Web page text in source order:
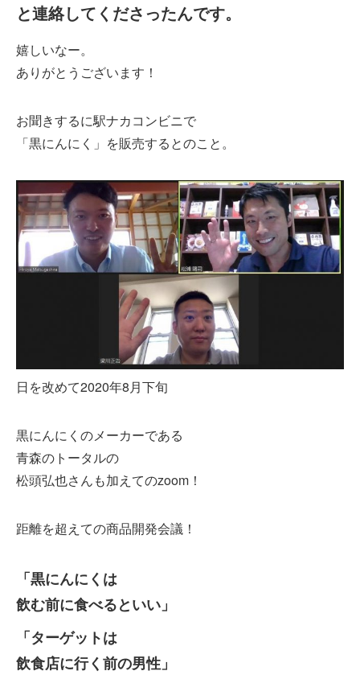
と連絡してくださったんです。
嬉しいなー。
ありがとうございます！
お聞きするに駅ナカコンビニで
「黒にんにく」を販売するとのこと。
日を改めて2020年8月下旬
黒にんにくのメーカーである
青森のトータルの
松頭弘也さんも加えてのzoom！
距離を超えての商品開発会議！
「黒にんにくは
飲む前に食べるといい」
「ターゲットは
飲食店に行く前の男性」